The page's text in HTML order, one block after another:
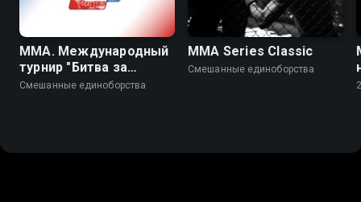
ММА. Международный
турнир "Битва за
Рязань – 2026"
Смешанные единоборства
MMA Series Classic
Смешанные единоборства